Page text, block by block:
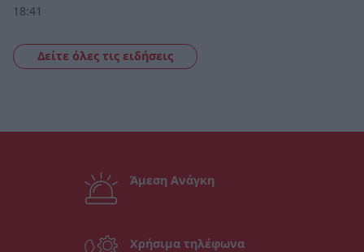
18:41
Δείτε όλες τις ειδήσεις
Άμεση Ανάγκη
Χρήσιμα τηλέφωνα